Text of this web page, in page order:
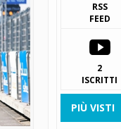
RSS
FEED
2
ISCRITTI
PIÙ VISTI